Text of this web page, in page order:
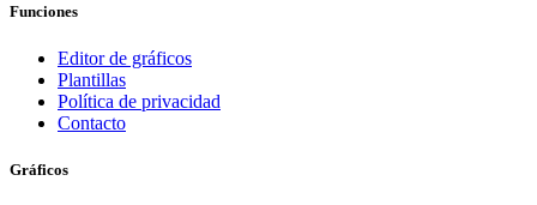
Funciones
Editor de gráficos
Plantillas
Política de privacidad
Contacto
Gráficos